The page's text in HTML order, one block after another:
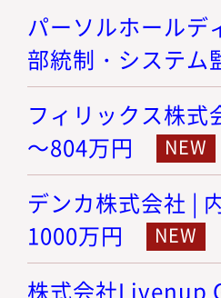
パーソルホールデ
部統制・システム
フィリックス株式
～804万円
デンカ株式会社 |
1000万円
株式会社Livenup